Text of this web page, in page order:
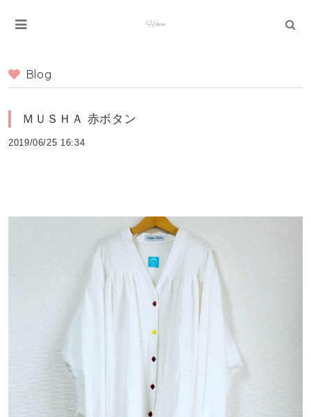
Blog
ＭＵＳＨＡ 赤ボタン
2019/06/25 16:34